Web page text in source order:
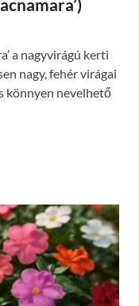
a nagyvirágú kerti
nagy, fehér virágai
könnyen nevelhető